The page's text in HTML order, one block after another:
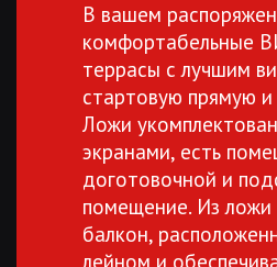
В вашем
комфортабельные
террасы с лучшим
стартовую прямую и
Ложи
экранами, есть
доготовочной и
помещение. Из ложи
балкон,